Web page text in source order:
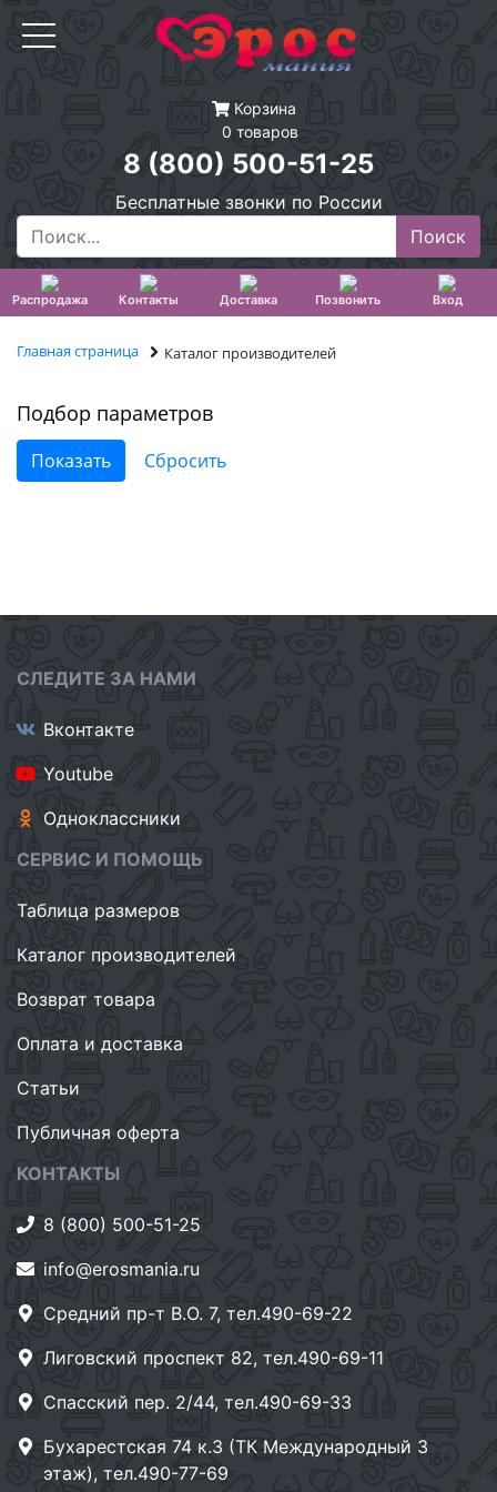
Корзина
0 товаров
8 (800) 500-51-25
Бесплатные звонки по России
Распродажа Контакты Доставка Позвонить Вход
Главная страница Каталог производителей
Подбор параметров
СЛЕДИТЕ ЗА НАМИ
Вконтакте
Youtube
Одноклассники
СЕРВИС И ПОМОЩЬ
Таблица размеров
Каталог производителей
Возврат товара
Оплата и доставка
Статьи
Публичная оферта
КОНТАКТЫ
8 (800) 500-51-25
info@erosmania.ru
Средний пр-т В.О. 7, тел.490-69-22
Лиговский проспект 82, тел.490-69-11
Спасский пер. 2/44, тел.490-69-33
Бухарестская 74 к.3 (ТК Международный 3
этаж), тел.490-77-69